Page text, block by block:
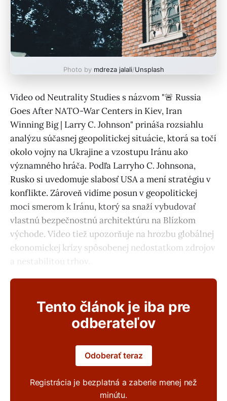
Photo by mdreza jalali/Unsplash
Video od Neutrality Studies s názvom "🚨 Russia
Goes After NATO-War Centers in Kiev, Iran
Winning Big | Larry C. Johnson" prináša rozsiahlu
analýzu súčasnej geopolitickej situácie, ktorá sa točí
okolo vojny na Ukrajine a vzostupu Iránu ako
významného hráča. Podľa Larryho C. Johnsona,
Rusko si uvedomuje slabosť USA a mení stratégiu v
konflikte. Zároveň vidíme posun v geopolitickej
moci smerom k Iránu, ktorý sa snaží vybudovať
vlastnú bezpečnostnú architektúru na Blízkom
východe. Video tiež upozorňuje na hrozbu globálnej
ekonomickej krízy spôsobenej nedostatkom zdrojov
a nestabilitou trhov.
Tento článok je iba pre
odberateľov
Odoberať teraz
Registrácia je bezplatná a zaberie menej než
minútu.